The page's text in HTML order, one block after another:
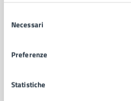
delNecessari
Preferenze
Statistiche
Politici
Documenti e dati